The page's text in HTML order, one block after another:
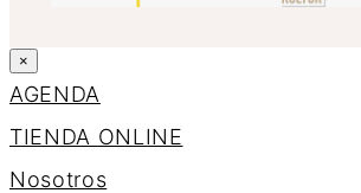
×
AGENDA
TIENDA ONLINE
Nosotros